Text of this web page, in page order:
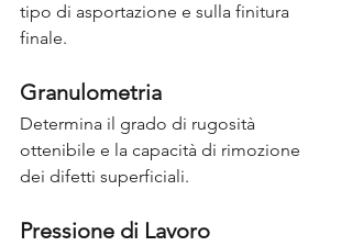
tipo di asportazione e sulla finitura
finale.
Granulometria
Determina il grado di rugosità
ottenibile e la capacità di rimozione
dei difetti superficiali.
Pressione di Lavoro